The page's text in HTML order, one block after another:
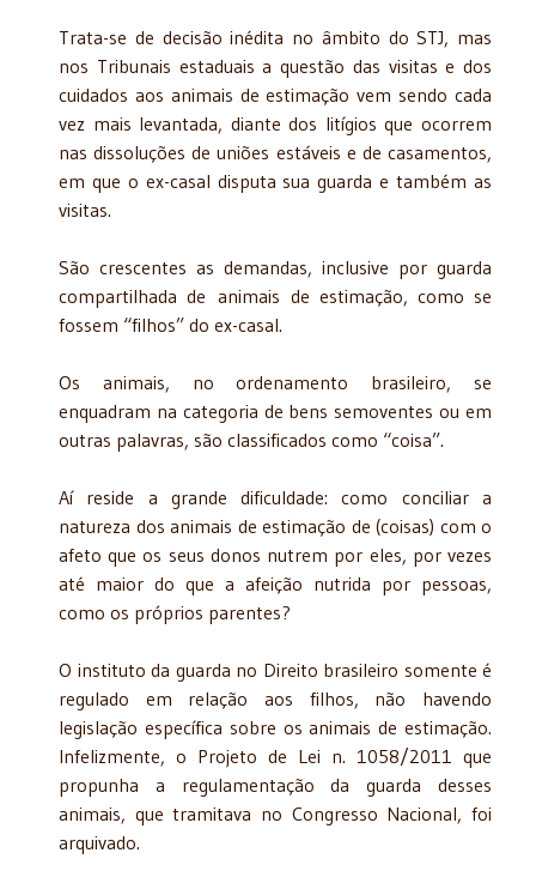
Trata-se de decisão inédita no âmbito do STJ, mas
nos Tribunais estaduais a questão das visitas e dos
cuidados aos animais de estimação vem sendo cada
vez mais levantada, diante dos litígios que ocorrem
nas dissoluções de uniões estáveis e de casamentos,
em que o ex-casal disputa sua guarda e também as
visitas.
São crescentes as demandas, inclusive por guarda
compartilhada de animais de estimação, como se
fossem “filhos” do ex-casal.
Os animais, no ordenamento brasileiro, se
enquadram na categoria de bens semoventes ou em
outras palavras, são classificados como “coisa”.
Aí reside a grande dificuldade: como conciliar a
natureza dos animais de estimação de (coisas) com o
afeto que os seus donos nutrem por eles, por vezes
até maior do que a afeição nutrida por pessoas,
como os próprios parentes?
O instituto da guarda no Direito brasileiro somente é
regulado em relação aos filhos, não havendo
legislação específica sobre os animais de estimação.
Infelizmente, o Projeto de Lei n. 1058/2011 que
propunha a regulamentação da guarda desses
animais, que tramitava no Congresso Nacional, foi
arquivado.